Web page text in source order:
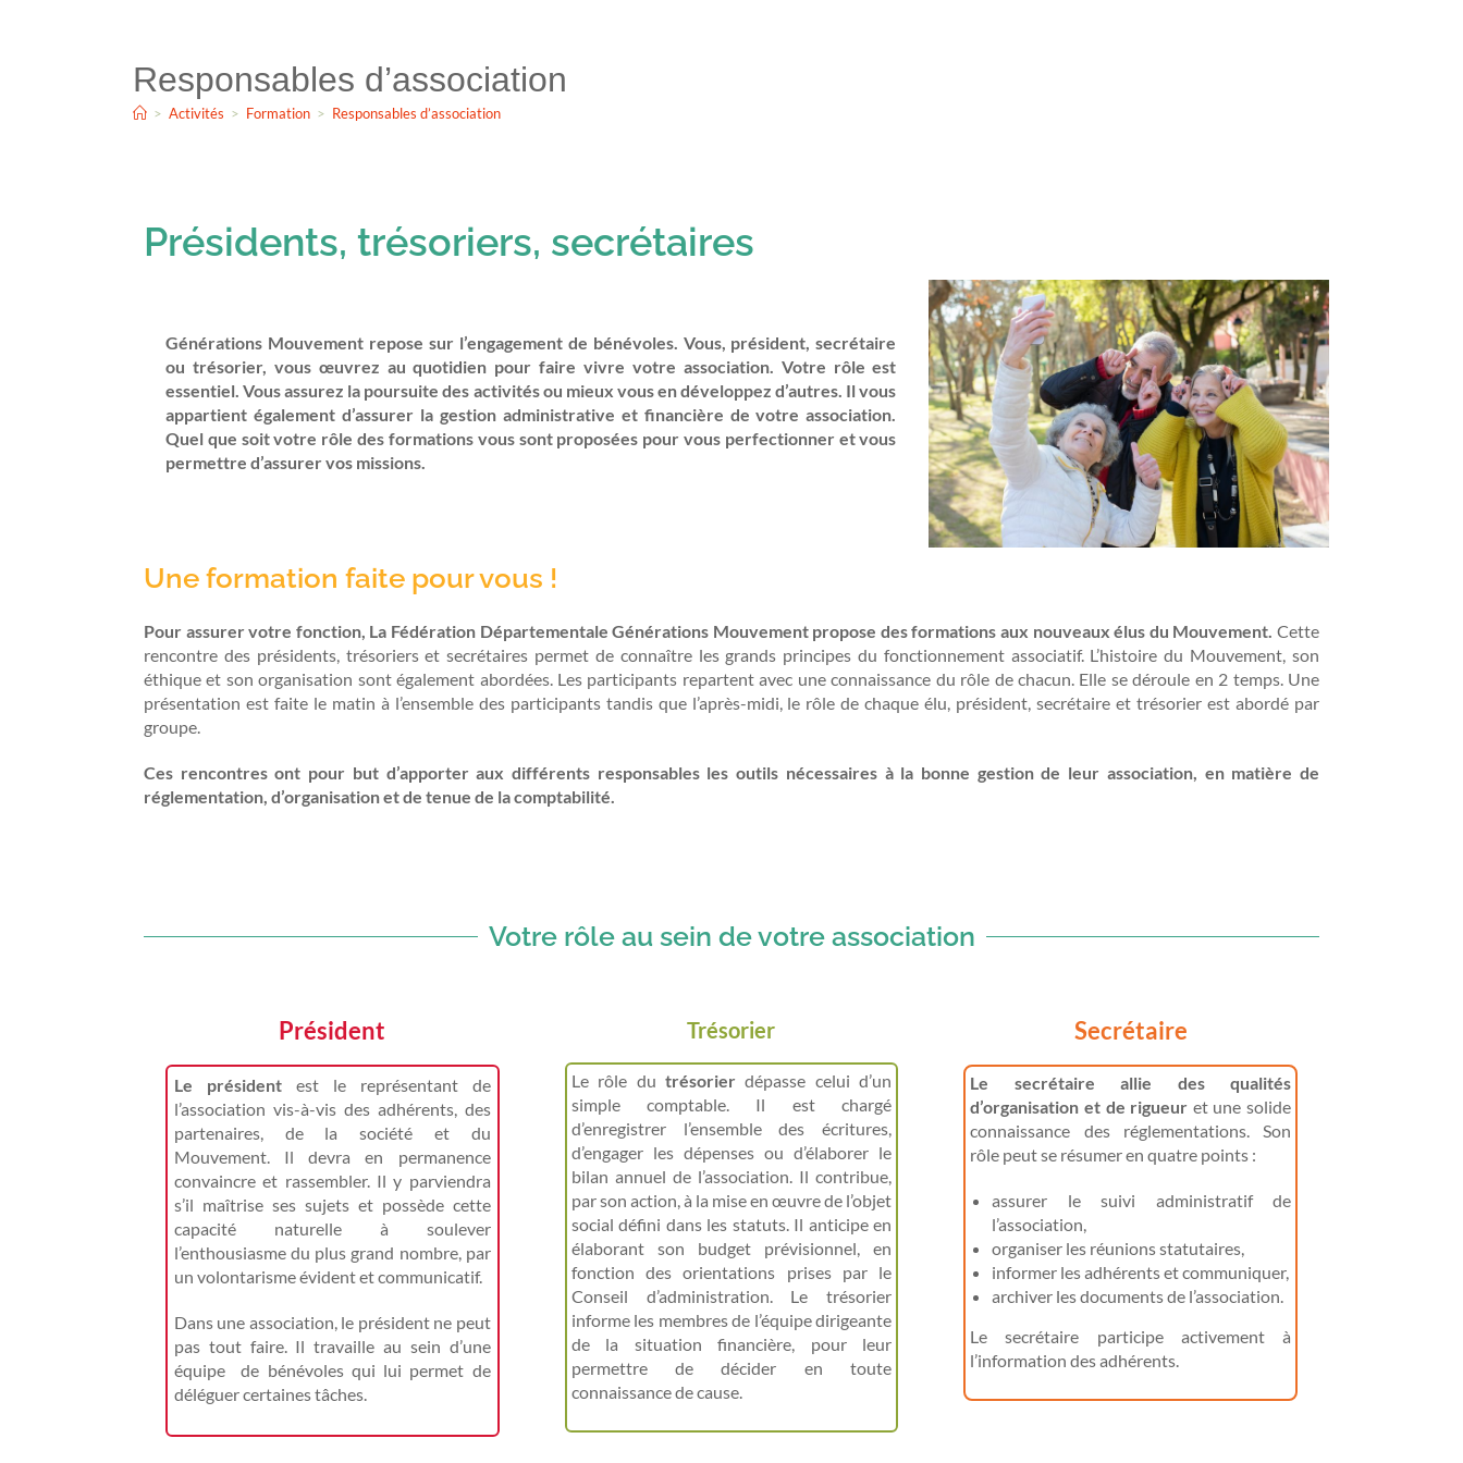
Responsables d’association
> Activités > Formation > Responsables d’association
Présidents, trésoriers, secrétaires
Générations Mouvement repose sur l’engagement de bénévoles. Vous, président, secrétaire
ou trésorier, vous œuvrez au quotidien pour faire vivre votre association. Votre rôle est
essentiel. Vous assurez la poursuite des activités ou mieux vous en développez d’autres. Il vous
appartient également d’assurer la gestion administrative et financière de votre association.
Quel que soit votre rôle des formations vous sont proposées pour vous perfectionner et vous
permettre d’assurer vos missions.
Une formation faite pour vous !
Pour assurer votre fonction, La Fédération Départementale Générations Mouvement propose des formations aux nouveaux élus du Mouvement. Cette
rencontre des présidents, trésoriers et secrétaires permet de connaître les grands principes du fonctionnement associatif. L’histoire du Mouvement, son
éthique et son organisation sont également abordées. Les participants repartent avec une connaissance du rôle de chacun. Elle se déroule en 2 temps. Une
présentation est faite le matin à l’ensemble des participants tandis que l’après-midi, le rôle de chaque élu, président, secrétaire et trésorier est abordé par
groupe.
Ces rencontres ont pour but d’apporter aux différents responsables les outils nécessaires à la bonne gestion de leur association, en matière de
réglementation, d’organisation et de tenue de la comptabilité.
Votre rôle au sein de votre association
Président
Le président est le représentant de
l’association vis-à-vis des adhérents, des
partenaires, de la société et du
Mouvement. Il devra en permanence
convaincre et rassembler. Il y parviendra
s’il maîtrise ses sujets et possède cette
capacité naturelle à soulever
l’enthousiasme du plus grand nombre, par
un volontarisme évident et communicatif.
Dans une association, le président ne peut
pas tout faire. Il travaille au sein d’une
équipe de bénévoles qui lui permet de
déléguer certaines tâches.
Trésorier
Le rôle du trésorierdépasse celui d’un
simple comptable. Il est chargé
d’enregistrer l’ensemble des écritures,
d’engager les dépenses ou d’élaborer le
bilan annuel de l’association. Il contribue,
par son action, à la mise en œuvre de l’objet
social défini dans les statuts. Il anticipe en
élaborant son budget prévisionnel, en
fonction des orientations prises par le
Conseil d’administration. Le trésorier
informe les membres de l’équipe dirigeante
de la situation financière, pour leur
permettre de décider en toute
connaissance de cause.
Secrétaire
Le secrétaire allie des qualités
d’organisation et de rigueur et une solide
connaissance des réglementations. Son
rôle peut se résumer en quatre points :
assurer le suivi administratif de
l’association,
organiser les réunions statutaires,
informer les adhérents et communiquer,
archiver les documents de l’association.
Le secrétaire participe activement à
l’information des adhérents.